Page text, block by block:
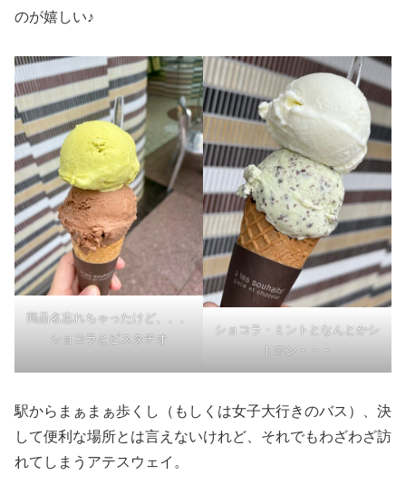
のが嬉しい♪
商品名忘れちゃったけど、、、
ショコラとピスタチオ
ショコラ・ミントとなんとかシ
トロン・・・
駅からまぁまぁ歩くし（もしくは女子大行きのバス）、決
して便利な場所とは言えないけれど、それでもわざわざ訪
れてしまうアテスウェイ。